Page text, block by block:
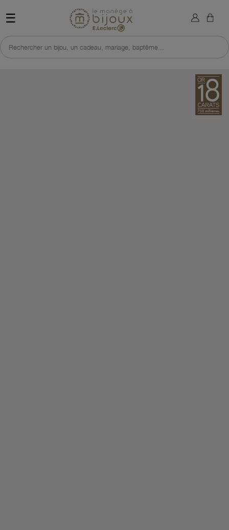
☰ Retour à l'accueil du site
Rechercher un bijou, un cadeau, mariage, baptême...
×